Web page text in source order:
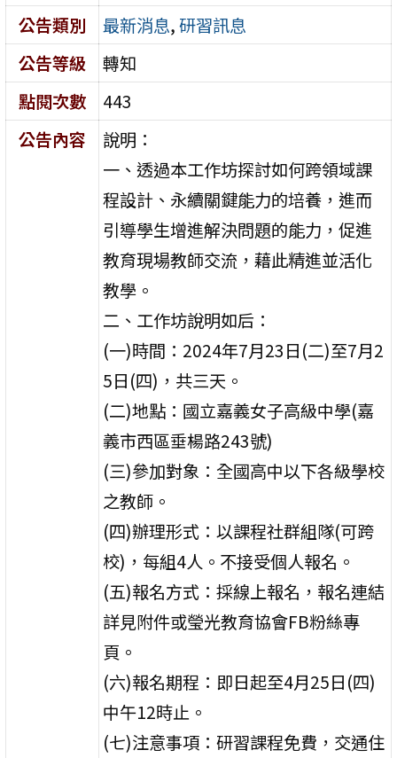
公告類別
最新消息,研習訊息
公告等級
轉知
點閱次數
443
公告內容
說明：
一、透過本工作坊探討如何跨領域課
程設計、永續關鍵能力的培養，進而
引導學生增進解決問題的能力，促進
教育現場教師交流，藉此精進並活化
教學。
二、工作坊說明如后：
(一)時間：2024年7月23日(二)至7月2
5日(四)，共三天。
(二)地點：國立嘉義女子高級中學(嘉
義市西區垂楊路243號)
(三)參加對象：全國高中以下各級學校
之教師。
(四)辦理形式：以課程社群組隊(可跨
校)，每組4人。不接受個人報名。
(五)報名方式：採線上報名，報名連結
詳見附件或瑩光教育協會FB粉絲專
頁。
(六)報名期程：即日起至4月25日(四)
中午12時止。
(七)注意事項：研習課程免費，交通住